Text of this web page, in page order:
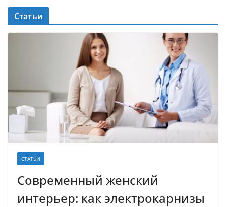
Статьи
СТАТЬИ
Современный женский
интерьер: как электрокарнизы